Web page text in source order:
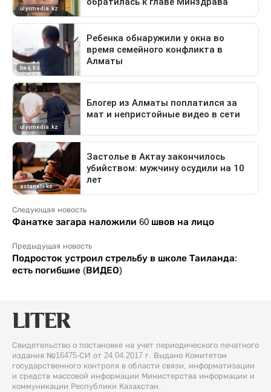
Следующая новость
Фанатке загара наложили 60 швов на лицо
Предыдущая новость
Подросток устроил стрельбу в школе Таиланда:
есть погибшие (ВИДЕО)
Свидетельство о постановке на учет периодического печатного
издания №16475-СИ от 24.04.2017 г. Выдано Комитетом
государственного контроля в области связи, информатизации
и средств массовой информации Министерства информации и
коммуникации Республики Казахстан.